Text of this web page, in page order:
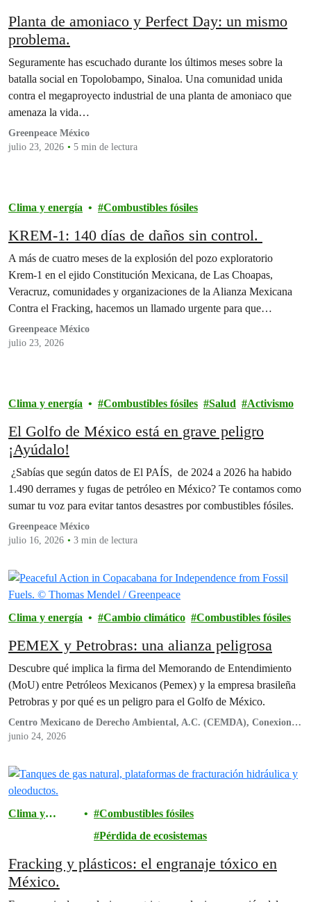
Planta de amoniaco y Perfect Day: un mismo
problema.
Seguramente has escuchado durante los últimos meses sobre la
batalla social en Topolobampo, Sinaloa. Una comunidad unida
contra el megaproyecto industrial de una planta de amoniaco que
amenaza la vida…
Greenpeace México
julio 23, 2026
5 min de lectura
Clima y energía Combustibles fósiles
KREM-1: 140 días de daños sin control.
A más de cuatro meses de la explosión del pozo exploratorio
Krem-1 en el ejido Constitución Mexicana, de Las Choapas,
Veracruz, comunidades y organizaciones de la Alianza Mexicana
Contra el Fracking, hacemos un llamado urgente para que
Petróleos Mexicanos y autoridades competentes
Greenpeace México
julio 23, 2026
Clima y energía Combustibles fósiles Salud Activismo
El Golfo de México está en grave peligro
¡Ayúdalo!
¿Sabías que según datos de El PAÍS, de 2024 a 2026 ha habido
1.490 derrames y fugas de petróleo en México? Te contamos como
sumar tu voz para evitar tantos desastres por combustibles fósiles.
Greenpeace México
julio 16, 2026
3 min de lectura
Clima y energía Cambio climático Combustibles fósiles
PEMEX y Petrobras: una alianza peligrosa
Descubre qué implica la firma del Memorando de Entendimiento
(MoU) entre Petróleos Mexicanos (Pemex) y la empresa brasileña
Petrobras y por qué es un peligro para el Golfo de México.
Centro Mexicano de Derecho Ambiental, A.C. (CEMDA), Conexiones
Climáticas, Engenera, Greenpeace México A.C., Nuestro Futuro,
junio 24, 2026
Clima y
Combustibles fósiles
Pérdida de ecosistemas
Fracking y plásticos: el engranaje tóxico en
México.